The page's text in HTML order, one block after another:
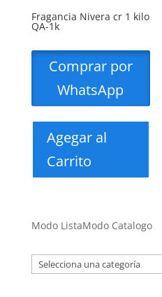
Fragancia Nivera cr 1 kilo
QA-1k
Comprar por
WhatsApp
Agegar al
Carrito
Modo ListaModo Catalogo
Selecciona
una